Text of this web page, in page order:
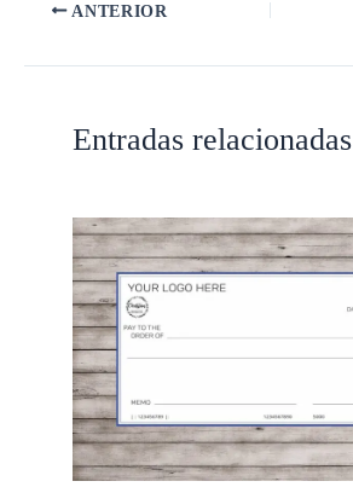
ANTERIOR
Entradas relacionadas